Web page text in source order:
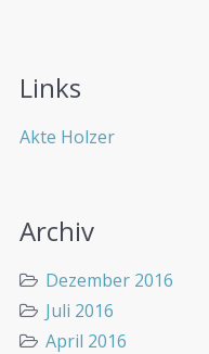
Links
Akte Holzer
Archiv
Dezember 2016
Juli 2016
April 2016